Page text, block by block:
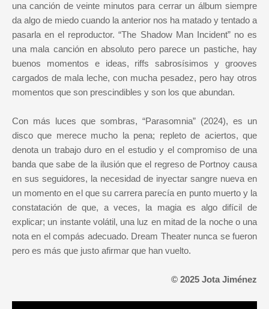
una canción de veinte minutos para cerrar un álbum siempre
da algo de miedo cuando la anterior nos ha matado y tentado a
pasarla en el reproductor. “The Shadow Man Incident” no es
una mala canción en absoluto pero parece un pastiche, hay
buenos momentos e ideas, riffs sabrosísimos y grooves
cargados de mala leche, con mucha pesadez, pero hay otros
momentos que son prescindibles y son los que abundan.
Con más luces que sombras, “Parasomnia” (2024), es un
disco que merece mucho la pena; repleto de aciertos, que
denota un trabajo duro en el estudio y el compromiso de una
banda que sabe de la ilusión que el regreso de Portnoy causa
en sus seguidores, la necesidad de inyectar sangre nueva en
un momento en el que su carrera parecía en punto muerto y la
constatación de que, a veces, la magia es algo difícil de
explicar; un instante volátil, una luz en mitad de la noche o una
nota en el compás adecuado. Dream Theater nunca se fueron
pero es más que justo afirmar que han vuelto.
© 2025 Jota Jiménez